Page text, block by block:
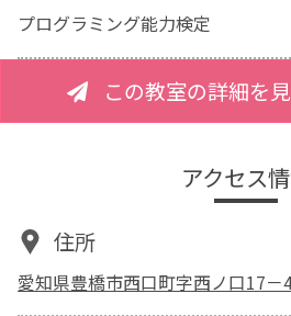
プログラミング能力検定
この教室の詳細を
アクセス
住所
愛知県豊橋市西口町字西ノ口17－